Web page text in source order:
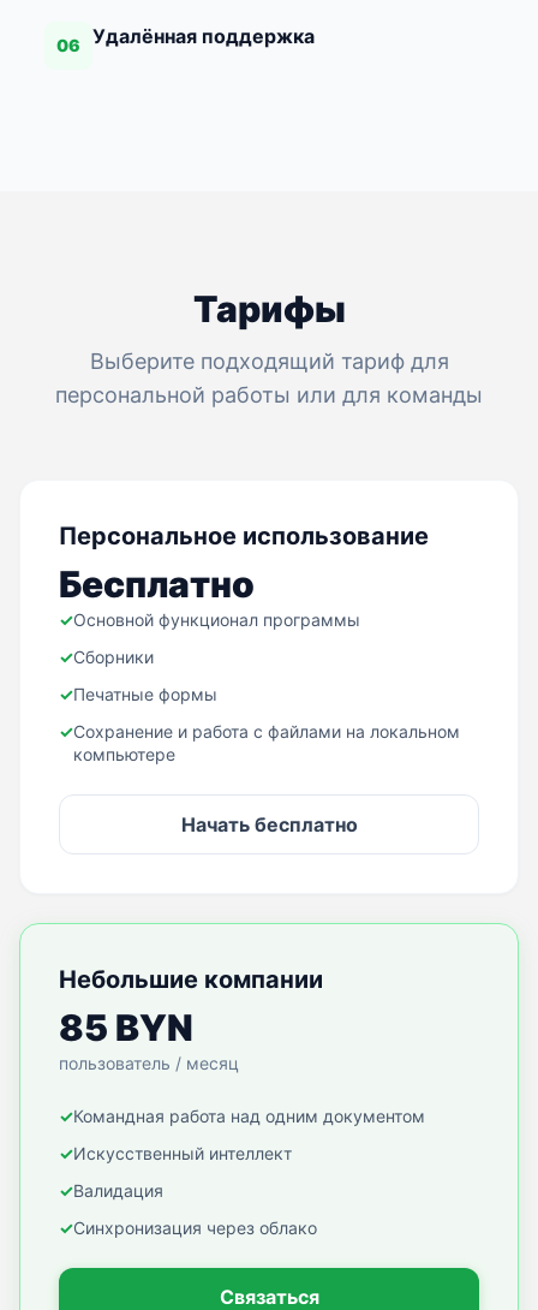
06 Удалённая поддержка
Тарифы
Выберите подходящий тариф для
персональной работы или для команды
Персональное использование
Бесплатно
✓Основной функционал программы
✓Сборники
✓Печатные формы
✓Сохранение и работа с файлами на локальном
компьютере
Начать бесплатно
Небольшие компании
85 BYN
пользователь / месяц
✓Командная работа над одним документом
✓Искусственный интеллект
✓Валидация
✓Синхронизация через облако
Связаться